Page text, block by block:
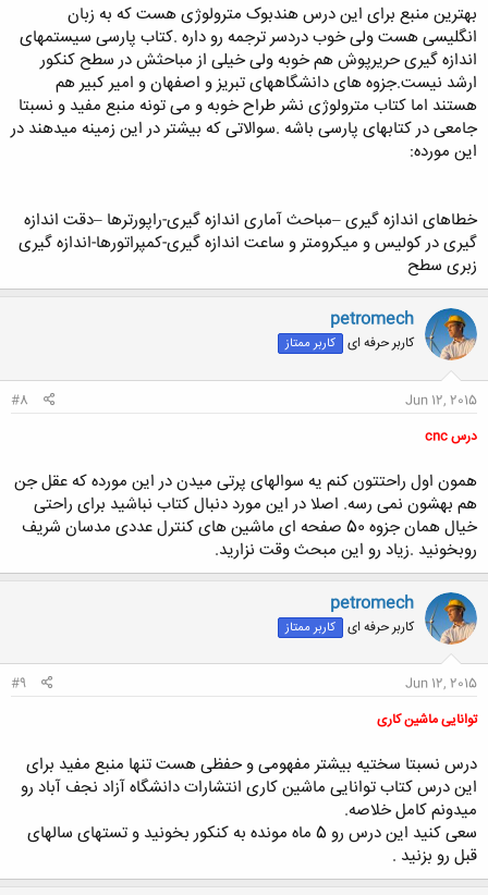
بهترین منبع برای این درس هندبوک مترولوژی هست که به زبان
انگلیسی هست ولی خوب دردسر ترجمه رو داره .کتاب پارسی سیستمهای
اندازه گیری حریرپوش هم خوبه ولی خیلی از مباحثش در سطح کنکور
ارشد نیست.جزوه های دانشگاههای تبریز و اصفهان و امیر کبیر هم
هستند اما کتاب مترولوژی نشر طراح خوبه و می تونه منبع مفید و نسبتا
جامعی در کتابهای پارسی باشه .سوالاتی که بیشتر در این زمینه میدهند در
این مورده:
خطاهای اندازه گیری –مباحث آماری اندازه گیری-راپورترها –دقت اندازه
گیری در کولیس و میکرومتر و ساعت اندازه گیری-کمپراتورها-اندازه گیری
زبری سطح
petromech
کاربر حرفه ای کاربر ممتاز
Jun 12, 2015
#8
درس cnc
همون اول راحتتون کنم یه سوالهای پرتی میدن در این مورده که عقل جن
هم بهشون نمی رسه. اصلا در این مورد دنبال کتاب نباشید برای راحتی
خیال همان جزوه 50 صفحه ای ماشین های کنترل عددی مدسان شریف
روبخونید .زیاد رو این مبحث وقت نزارید.
petromech
کاربر حرفه ای کاربر ممتاز
Jun 12, 2015
#9
توانایی ماشین کاری
درس نسبتا سختیه بیشتر مفهومی و حفظی هست تنها منبع مفید برای
این درس کتاب توانایی ماشین کاری انتشارات دانشگاه آزاد نجف آباد رو
میدونم کامل خلاصه.
سعی کنید این درس رو 5 ماه مونده به کنکور بخونید و تستهای سالهای
قبل رو بزنید .